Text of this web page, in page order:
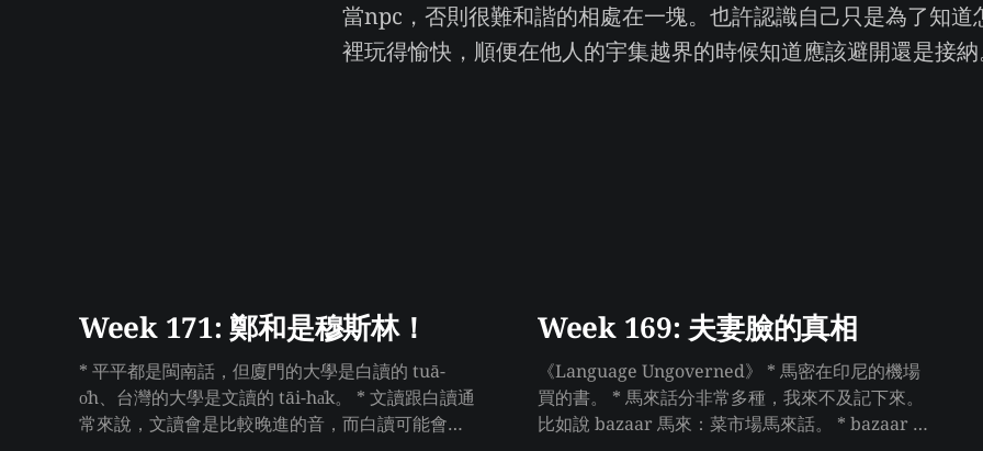
當npc，否則很難和諧的相處在一塊。也許認識自己只是為了知道
裡玩得愉快，順便在他人的宇集越界的時候知道應該避開還是接納
Week 171: 鄭和是穆斯林！
* 平平都是閩南話，但廈門的大學是白讀的 tuā-
o̍h、台灣的大學是文讀的 tāi-ha̍k。 * 文讀跟白讀通
常來說，文讀會是比較晚進的音，而白讀可能會更
Week 169: 夫妻臉的真相
《Language Ungoverned》 * 馬密在印尼的機場
買的書。 * 馬來話分非常多種，我來不及記下來。
比如說 bazaar 馬來：菜市場馬來話。 * bazaar 就